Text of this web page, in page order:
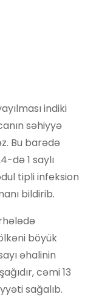
indiki
səhiyyə
Bu barədə
də 1 saylı
tipli infeksion
bildirib.
böyük
əhalinin
cəmi 13
sağalıb.